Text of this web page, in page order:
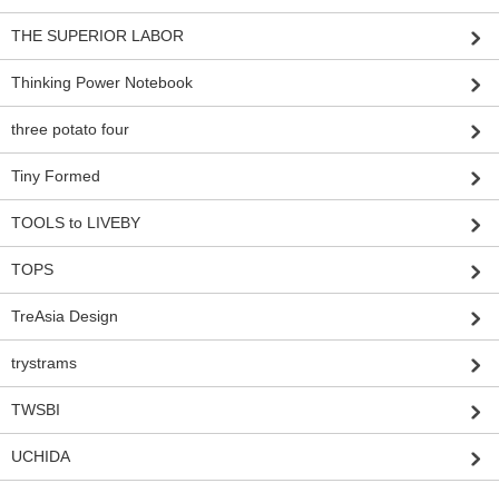
THE SUPERIOR LABOR
Thinking Power Notebook
three potato four
Tiny Formed
TOOLS to LIVEBY
TOPS
TreAsia Design
trystrams
TWSBI
UCHIDA